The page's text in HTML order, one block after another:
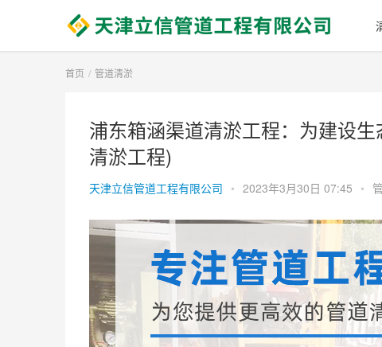
首页 管道清淤
浦东箱涵渠道清淤工程：为建设
清淤工程)
天津立信管道工程有限公司 • 2023年3月30日 07:45 •